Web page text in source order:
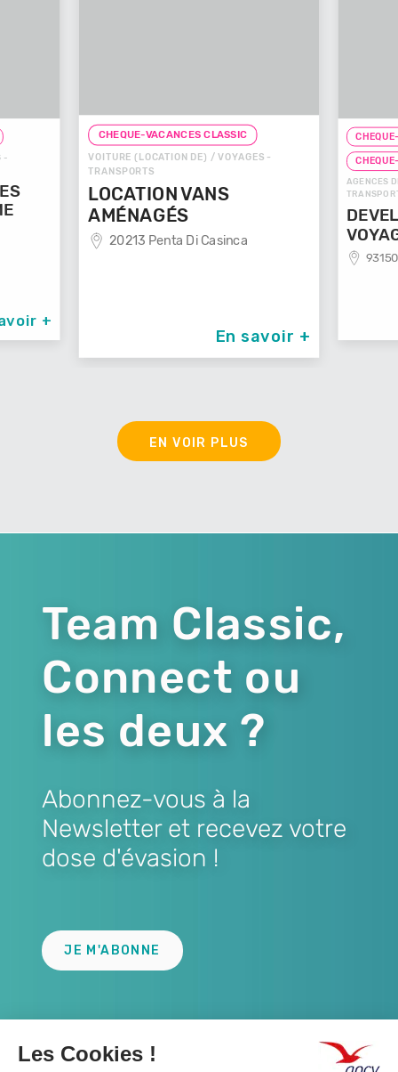
-
+
CHEQUE-VACANCES CLASSIC
VOITURE (LOCATION DE) / VOYAGES -
TRANSPORTS
LOCATION VANS
AMÉNAGÉS
20213 Penta Di Casinca
En savoir +
AGENCES
EN VOIR PLUS
Team Classic,
Connect ou
les deux ?
Abonnez-vous à la
Newsletter et recevez votre
dose d'évasion !
JE M'ABONNE